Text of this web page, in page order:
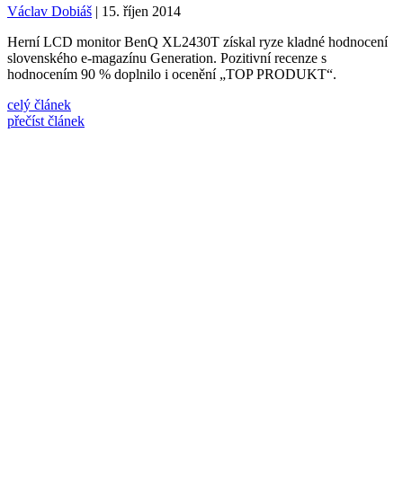
Václav Dobiáš | 15. říjen 2014
Herní LCD monitor BenQ XL2430T získal ryze kladné hodnocení
slovenského e-magazínu Generation. Pozitivní recenze s
hodnocením 90 % doplnilo i ocenění „TOP PRODUKT“.
celý článek
přečíst článek